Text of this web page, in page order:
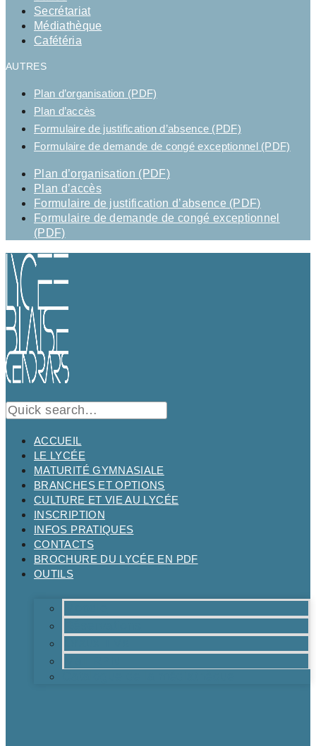
Secrétariat
Médiathèque
Cafétéria
AUTRES
Plan d’organisation (PDF)
Plan d’accès
Formulaire de justification d’absence (PDF)
Formulaire de demande de congé exceptionnel (PDF)
Plan d’organisation (PDF)
Plan d’accès
Formulaire de justification d’absence (PDF)
Formulaire de demande de congé exceptionnel
(PDF)
ACCUEIL
LE LYCÉE
MATURITÉ GYMNASIALE
BRANCHES ET OPTIONS
CULTURE ET VIE AU LYCÉE
INSCRIPTION
INFOS PRATIQUES
CONTACTS
BROCHURE DU LYCÉE EN PDF
OUTILS